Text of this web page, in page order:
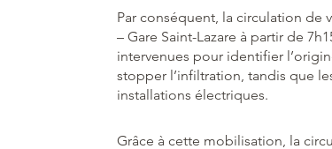
Par conséquent, la circulation de
– Gare Saint-Lazare à partir de
intervenues pour identifier
stopper l’infiltration, tandis que
installations électriques.
Grâce à cette mobilisation, la